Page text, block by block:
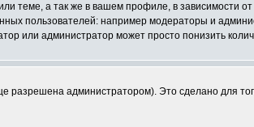
теме, а так же в вашем профиле, в зависимости
пользователей: например модераторы и
или администратор может просто понизить
разрешена администратором). Это сделано для